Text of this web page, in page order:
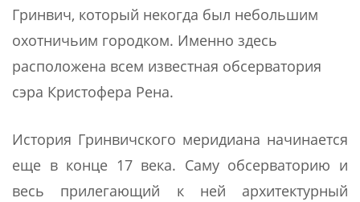
Гринвич, который некогда был небольшим
охотничьим городком. Именно здесь
расположена всем известная обсерватория
сэра Кристофера Рена.
История Гринвичского меридиана начинается
еще в конце 17 века. Саму обсерваторию и
весь прилегающий к ней архитектурный